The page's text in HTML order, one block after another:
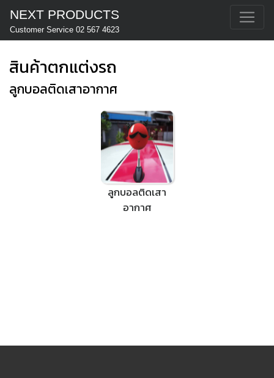
NEXT PRODUCTS
Customer Service 02 567 4623
สินค้าตกแต่งรถ
ลูกบอลติดเสาอากาศ
ลูกบอลติดเสา
อากาศ